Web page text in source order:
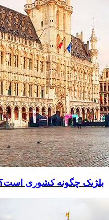
بلژیک چگونه کشوری است؟